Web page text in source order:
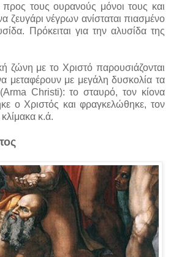
προς τους ουρανούς μόνοι τους και
ζευγάρι νέγρων ανίσταται πιασμένο
Πρόκειται για την αλυσίδα της
ζώνη με το Χριστό παρουσιάζονται
μεταφέρουν με μεγάλη δυσκολία τα
Christi): το σταυρό, τον κίονα
ο Χριστός και φραγκελώθηκε, τον
κ.ά.